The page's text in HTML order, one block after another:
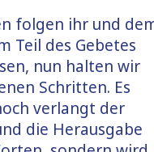
folgen ihr und
Teil des Gebetes
nun halten wir
Schritten. Es
verlangt der
die Herausgabe